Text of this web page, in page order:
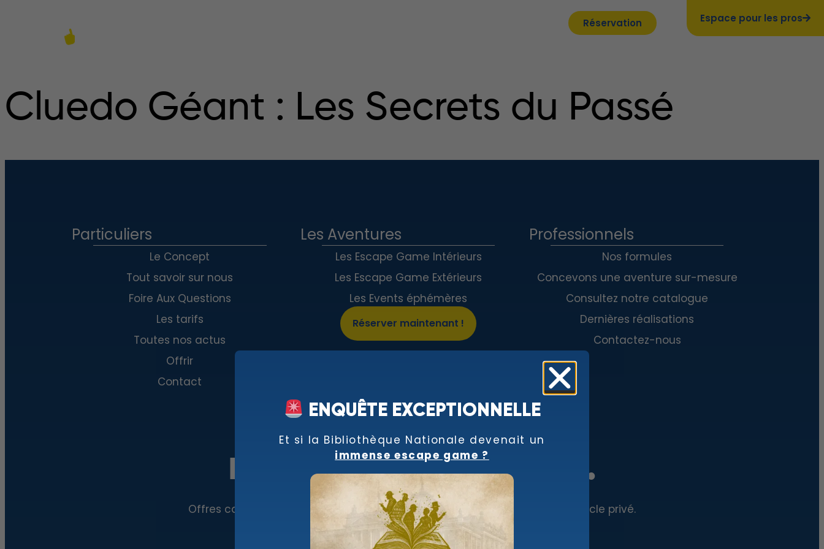
Réservation Espace pour les pros
Cluedo Géant : Les Secrets du Passé
Particuliers
Le Concept
Tout savoir sur nous
Foire Aux Questions
Les tarifs
Toutes nos actus
Offrir
Contact
Les Aventures
Les Escape Game Intérieurs
Les Escape Game Extérieurs
Les Events éphémères
Réserver maintenant !
Professionnels
Nos formules
Concevons une aventure sur-mesure
Consultez notre catalogue
Dernières réalisations
Contactez-nous
Entrez dans la confidence.
Offres cachées, soirées spéciales, spoilers bien gardés… Rejoignez notre cercle privé.
ENQUÊTE EXCEPTIONNELLE
Et si la Bibliothèque Nationale devenait un
immense escape game ?